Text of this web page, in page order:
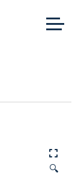
🔍